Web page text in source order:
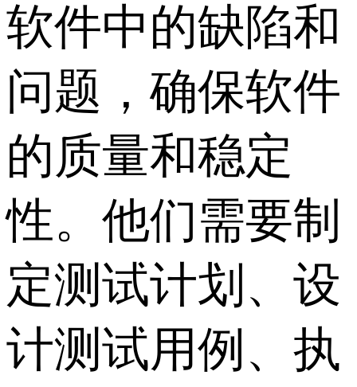
软件中的缺陷和
问题，确保软件
的质量和稳定
性。他们需要制
定测试计划、设
计测试用例、执